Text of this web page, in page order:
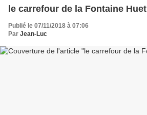
le carrefour de la Fontaine Huet
Publié le 07/11/2018 à 07:06
Par Jean-Luc